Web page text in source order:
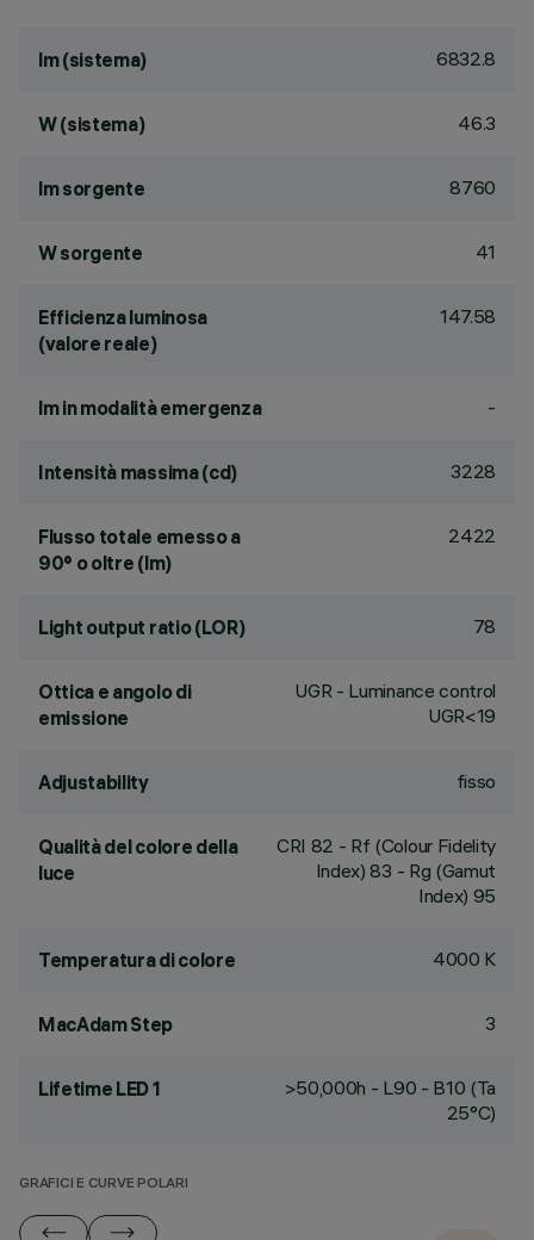
lm (sistema) 6832.8
W (sistema) 46.3
lm sorgente 8760
W sorgente 41
Efficienza luminosa
(valore reale)
147.58
lm in modalità emergenza -
Intensità massima (cd) 3228
Flusso totale emesso a
90° o oltre (lm)
2422
Light output ratio (LOR) 78
Ottica e angolo di
emissione
UGR - Luminance control
UGR<19
Adjustability fisso
Qualità del colore della
luce
CRI 82 - Rf (Colour Fidelity
Index) 83 - Rg (Gamut
Index) 95
Temperatura di colore 4000 K
MacAdam Step 3
Lifetime LED 1
>50,000h - L90 - B10 (Ta
25°C)
GRAFICI E CURVE POLARI